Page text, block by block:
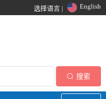
选择语言 | English
搜索